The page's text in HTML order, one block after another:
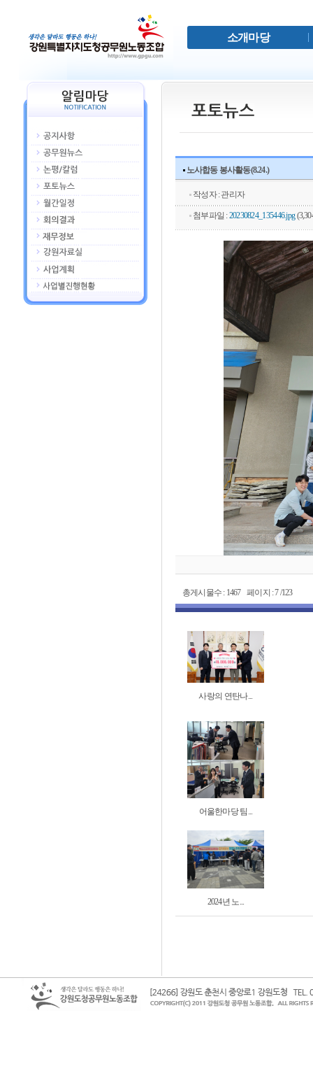
소개마당
노사합동 봉사활동(8.24.)
작성자 : 관리자
첨부파일 :20230824_135446.jpg
총게시물수 : 1467 페이지 : 7 /123
사랑의 연탄나...
어울한마당 팀...
2024년 노...